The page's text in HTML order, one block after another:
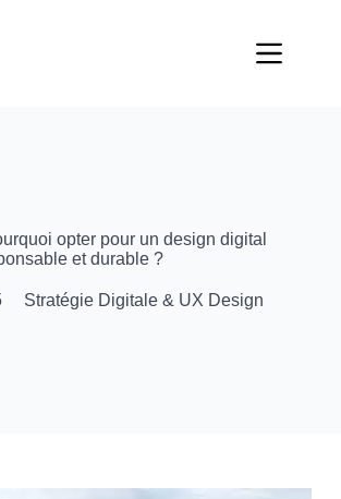
opter pour un design digital
et durable ?
Stratégie Digitale & UX Design